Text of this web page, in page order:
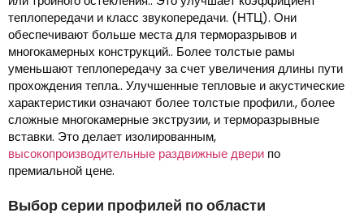
теплопередачи и класс звукопередачи. (НТЦ). Они
обеспечивают больше места для терморазрывов и
многокамерных конструкций.. Более толстые рамы
уменьшают теплопередачу за счет увеличения длины пути
прохождения тепла.. Улучшенные тепловые и акустические
характеристики означают более толстые профили., более
сложные многокамерные экструзии, и терморазрывные
вставки. Это делает изолированным,
высокопроизводительные раздвижные двери по
премиальной цене.
Выбор серии профилей по области